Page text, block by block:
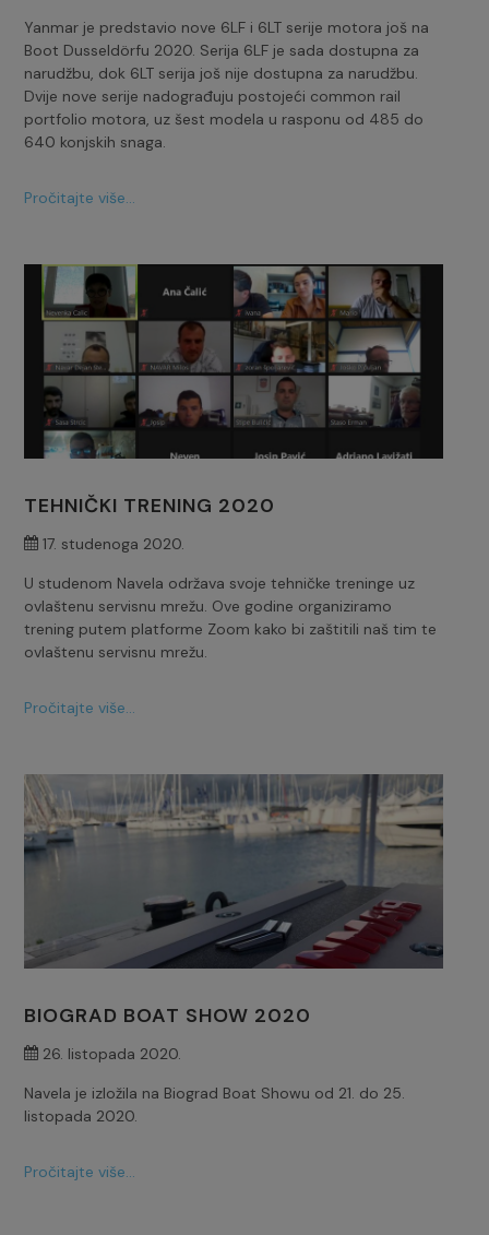
Yanmar je predstavio nove 6LF i 6LT serije motora još na
Boot Dusseldörfu 2020. Serija 6LF je sada dostupna za
narudžbu, dok 6LT serija još nije dostupna za narudžbu.
Dvije nove serije nadograđuju postojeći common rail
portfolio motora, uz šest modela u rasponu od 485 do
640 konjskih snaga.
Pročitajte više...
TEHNIČKI TRENING 2020
17. studenoga 2020.
U studenom Navela održava svoje tehničke treninge uz
ovlaštenu servisnu mrežu. Ove godine organiziramo
trening putem platforme Zoom kako bi zaštitili naš tim te
ovlaštenu servisnu mrežu.
Pročitajte više...
BIOGRAD BOAT SHOW 2020
26. listopada 2020.
Navela je izložila na Biograd Boat Showu od 21. do 25.
listopada 2020.
Pročitajte više...